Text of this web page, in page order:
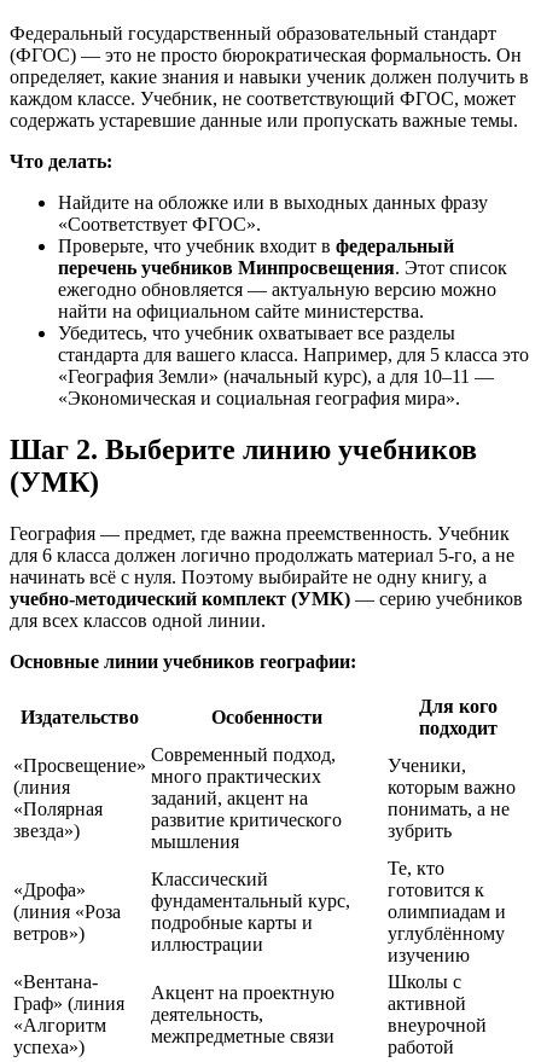
Федеральный государственный образовательный стандарт
(ФГОС) — это не просто бюрократическая формальность. Он
определяет, какие знания и навыки ученик должен получить в
каждом классе. Учебник, не соответствующий ФГОС, может
содержать устаревшие данные или пропускать важные темы.
Что делать:
Найдите на обложке или в выходных данных фразу
«Соответствует ФГОС».
Проверьте, что учебник входит в федеральный
перечень учебников Минпросвещения. Этот список
ежегодно обновляется — актуальную версию можно
найти на официальном сайте министерства.
Убедитесь, что учебник охватывает все разделы
стандарта для вашего класса. Например, для 5 класса это
«География Земли» (начальный курс), а для 10–11 —
«Экономическая и социальная география мира».
Шаг 2. Выберите линию учебников
(УМК)
География — предмет, где важна преемственность. Учебник
для 6 класса должен логично продолжать материал 5-го, а не
начинать всё с нуля. Поэтому выбирайте не одну книгу, а
учебно-методический комплект (УМК) — серию учебников
для всех классов одной линии.
Основные линии учебников географии:
Издательство Особенности
Для кого
подходит
«Просвещение»
(линия
«Полярная
звезда»)
Современный подход,
много практических
заданий, акцент на
развитие критического
мышления
Ученики,
которым важно
понимать, а не
зубрить
«Дрофа»
(линия «Роза
ветров»)
Классический
фундаментальный курс,
подробные карты и
иллюстрации
Те, кто
готовится к
олимпиадам и
углублённому
изучению
«Вентана-
Граф» (линия
«Алгоритм
успеха»)
Акцент на проектную
деятельность,
межпредметные связи
Школы с
активной
внеурочной
работой